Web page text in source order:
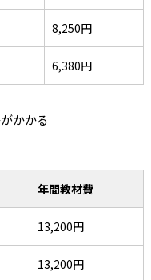
8,250円
6,380円
かかる
年間教材費
13,200円
13,200円